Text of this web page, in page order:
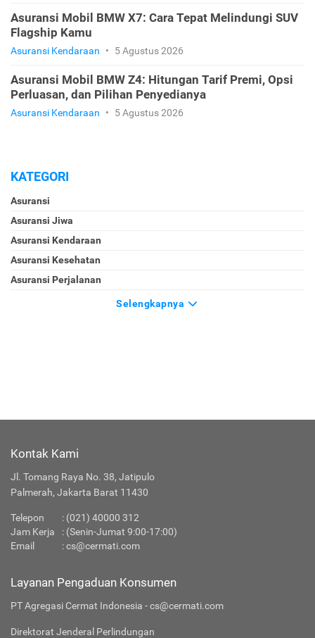
Asuransi Mobil BMW X7: Cara Tepat Melindungi SUV
Flagship Kamu
Asuransi Kendaraan • 5 Agustus 2026
Asuransi Mobil BMW Z4: Hitungan Tarif Premi, Opsi
Perluasan, dan Pilihan Penyedianya
Asuransi Kendaraan • 5 Agustus 2026
KATEGORI
Asuransi
Asuransi Jiwa
Asuransi Kendaraan
Asuransi Kesehatan
Asuransi Perjalanan
Selengkapnya
Kontak Kami
Jl. Tomang Raya No. 38, Jatipulo
Palmerah, Jakarta Barat 11430
Telepon : (021) 40000 312
Jam Kerja
: (Senin-Jumat 9:00-17:00)
Email
:cs@cermati.com
Layanan Pengaduan Konsumen
PT Agregasi Cermat Indonesia - cs@cermati.com
Direktorat Jenderal Perlindungan